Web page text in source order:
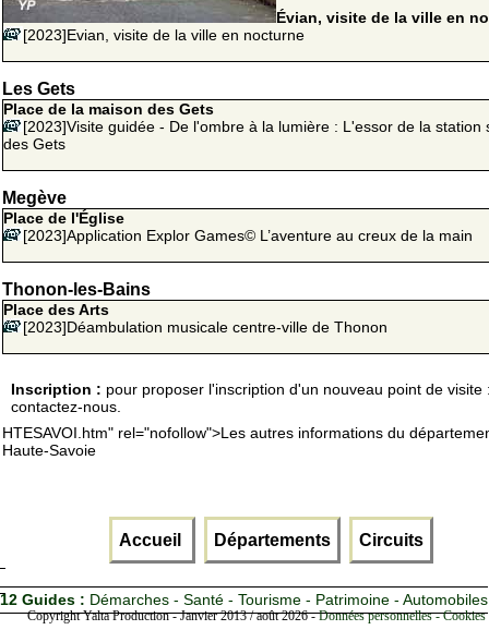
Évian, visite de la ville en
[2023]Evian, visite de la ville en nocturne
Les Gets
Place de la maison des Gets
[2023]Visite guidée - De l'ombre à la lumière : L'essor de la station
des Gets
Megève
Place de l'Église
[2023]Application Explor Games© L’aventure au creux de la main
Thonon-les-Bains
Place des Arts
[2023]Déambulation musicale centre-ville de Thonon
Inscription : pour proposer l'inscription d'un nouveau point de visite
contactez-nous.
HTESAVOI.htm" rel="nofollow">Les autres informations du
Haute-Savoie
Accueil Départements Circuits
12 Guides : Démarches - Santé - Tourisme - Patrimoine - Automobiles
Copyright Yalta Production - Janvier 2013 / août 2026 -Données personnelles -